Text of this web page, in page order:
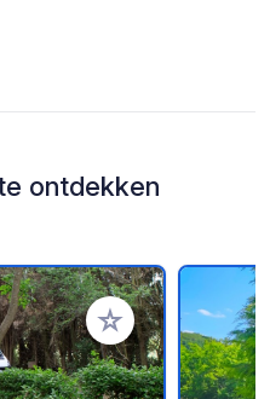
ontdekken
Voeg toe aan je